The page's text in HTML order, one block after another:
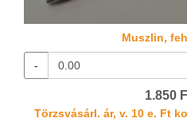
Muszlin,
-
1.850
Törzsvásárl. ár, v. 10 e. Ft